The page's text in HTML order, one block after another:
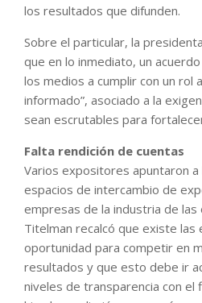
los resultados que difunden.
Sobre el particular, la
que en lo inmediato, un
los medios a cumplir con un rol
informado”, asociado a la
sean escrutables para
Falta rendición de cuentas
Varios expositores apuntaron
espacios de intercambio de
empresas de la industria de las
Titelman recalcó que existe las
oportunidad para competir en
resultados y que esto debe ir
niveles de transparencia con